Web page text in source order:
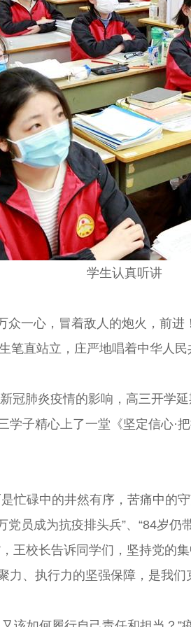
学生认真听讲
众一心，冒着敌人的炮火，前
直站立，庄严地唱着中华人民
冠肺炎疫情的影响，高三开学
学子精心上了一堂《坚定信心
忙碌中的井然有序，苦痛中的
员成为抗疫排头兵”、“84岁
王校长告诉同学们，坚持党的
、执行力的坚强保障，是我们